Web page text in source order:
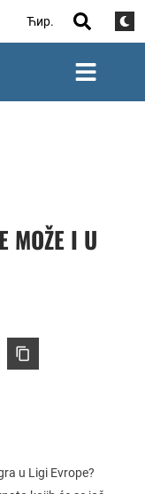
Ћир.
MOŽE I U
u Ligi Evrope?